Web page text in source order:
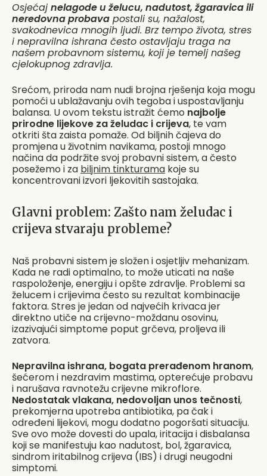
Osjećaj nelagode u želucu, nadutost, žgaravica ili
neredovna probava postali su, nažalost,
svakodnevica mnogih ljudi. Brz tempo života, stres
i nepravilna ishrana često ostavljaju traga na
našem probavnom sistemu, koji je temelj našeg
cjelokupnog zdravlja.
Srećom, priroda nam nudi brojna rješenja koja mogu
pomoći u ublažavanju ovih tegoba i uspostavljanju
balansa. U ovom tekstu istražit ćemo najbolje
prirodne lijekove za želudac i crijeva, te vam
otkriti šta zaista pomaže. Od biljnih čajeva do
promjena u životnim navikama, postoji mnogo
načina da podržite svoj probavni sistem, a često
posežemo i za biljnim tinkturama koje su
koncentrovani izvori ljekovitih sastojaka.
Glavni problem: Zašto nam želudac i
crijeva stvaraju probleme?
Naš probavni sistem je složen i osjetljiv mehanizam.
Kada ne radi optimalno, to može uticati na naše
raspoloženje, energiju i opšte zdravlje. Problemi sa
želucem i crijevima često su rezultat kombinacije
faktora. Stres je jedan od najvećih krivaca jer
direktno utiče na crijevno-moždanu osovinu,
izazivajući simptome poput grčeva, proljeva ili
zatvora.
Nepravilna ishrana, bogata prerađenom hranom,
šećerom i nezdravim mastima, opterećuje probavu
i narušava ravnotežu crijevne mikroflore.
Nedostatak vlakana, nedovoljan unos tečnosti,
prekomjerna upotreba antibiotika, pa čak i
određeni lijekovi, mogu dodatno pogoršati situaciju.
Sve ovo može dovesti do upala, iritacija i disbalansa
koji se manifestuju kao nadutost, bol, žgaravica,
sindrom iritabilnog crijeva (IBS) i drugi neugodni
simptomi.